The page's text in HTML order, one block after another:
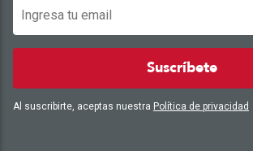
Suscríbete
Al suscribirte, aceptas nuestra Política de privacidad